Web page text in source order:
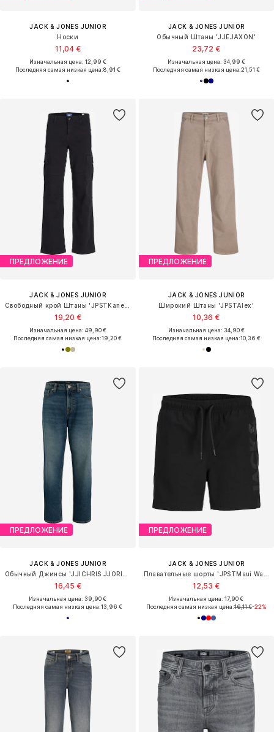
JACK & JONES JUNIOR
Носки
11,04 €
Изначальная цена: 12,99 €
Последняя самая низкая цена:8,91 €
JACK & JONES JUNIOR
Обычный Штаны 'JJEJAXON'
23,72 €
Изначальная цена: 34,99 €
Последняя самая низкая цена:21,51 €
ПРЕДЛОЖЕНИЕ
JACK & JONES JUNIOR
19,20 €
Изначальная цена: 49,90 €
Последняя самая низкая цена:19,20 €
ПРЕДЛОЖЕНИЕ
JACK & JONES JUNIOR
Широкий Штаны 'JPSTAlex'
10,36 €
Изначальная цена: 34,90 €
Последняя самая низкая цена:10,36 €
ПРЕДЛОЖЕНИЕ
JACK & JONES JUNIOR
16,45 €
Изначальная цена: 39,90 €
Последняя самая низкая цена:13,96 €
ПРЕДЛОЖЕНИЕ
JACK & JONES JUNIOR
12,53 €
Изначальная цена: 17,90 €
Последняя самая низкая цена:16,11 €-22%